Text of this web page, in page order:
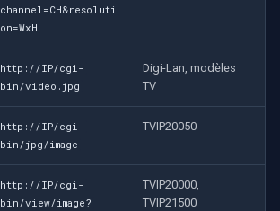
channel=CH&resoluti
on=WxH
http://IP/cgi-
bin/video.jpg
Digi-Lan, modèles
TV
http://IP/cgi-
bin/jpg/image
TVIP20050
http://IP/cgi-
bin/view/image?
TVIP20000,
TVIP21500